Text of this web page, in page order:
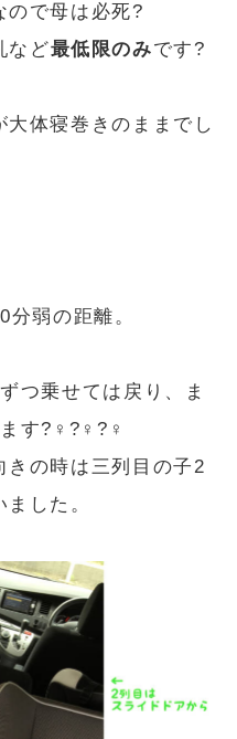
で母は必死?
など最低限のみです?
体寝巻きのままでし
弱の距離。
つ乗せては戻り、ま
ます?‍♀️?‍♀️?‍♀️
きの時は三列目の子2
した。